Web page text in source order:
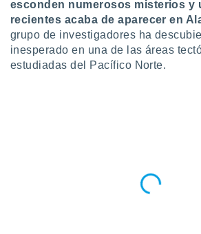
en
más
nuestra
y
esconden numerosos misterios y
recientes acaba de aparecer en
grupo de investigadores ha
inesperado en una de las áreas
estudiadas del Pacífico Norte.